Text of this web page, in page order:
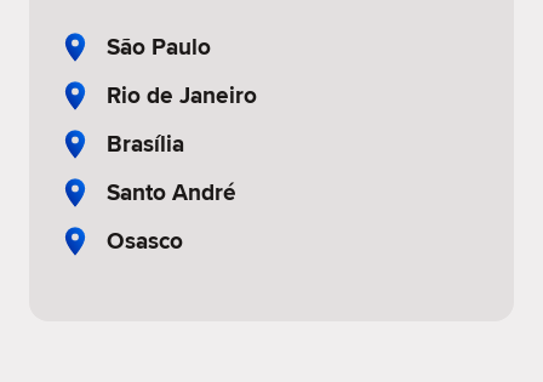
São Paulo
Rio de Janeiro
Brasília
Santo André
Osasco